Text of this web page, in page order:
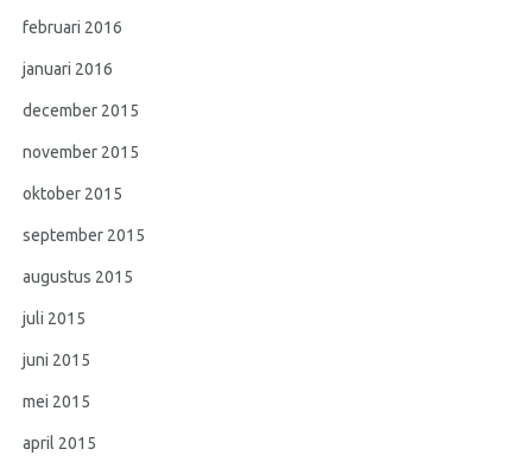
februari 2016
januari 2016
december 2015
november 2015
oktober 2015
september 2015
augustus 2015
juli 2015
juni 2015
mei 2015
april 2015